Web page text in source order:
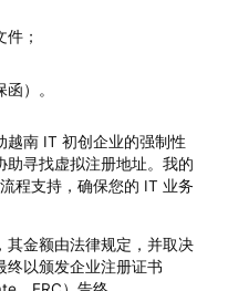
；
）。
越南 IT 初创企业的强制性
助寻找虚拟注册地址。我的
程支持，确保您的 IT 业务
其金额由法律规定，并取决
终以颁发企业注册证书